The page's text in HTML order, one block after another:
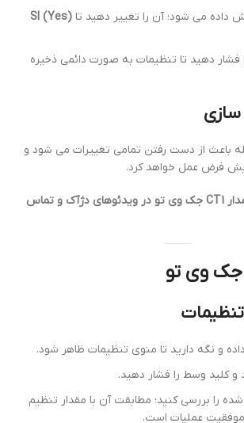
داده می شود؛ آن را تغییر دهید تا SI (Yes)
فشار دهید تا تنظیمات به صورت دائمی ذخیره
باعث از دست رفتن تمامی تغییرات می شود و
فرض عمل خواهد کرد.
تنظیم تاخیر مدار CT1 جک وی تو در ویدئوهای دژآک و تماس
جک وی تو
و نگه دارید تا منوی تنظیمات ظاهر شود.
و کلید وسط را فشار دهید.
را بررسی کنید؛ مطابقت آن با مقدار تنظیم
عملیات است.